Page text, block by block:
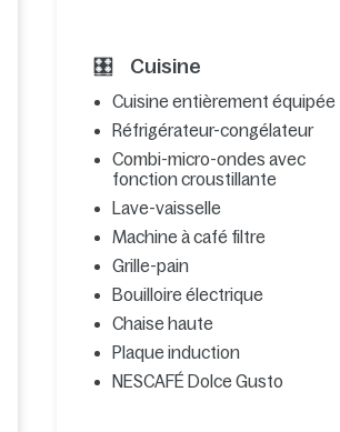
Cuisine
Cuisine entièrement équipée
Réfrigérateur-congélateur
Combi-micro-ondes avec
fonction croustillante
Lave-vaisselle
Machine à café filtre
Grille-pain
Bouilloire électrique
Chaise haute
Plaque induction
NESCAFÉ Dolce Gusto